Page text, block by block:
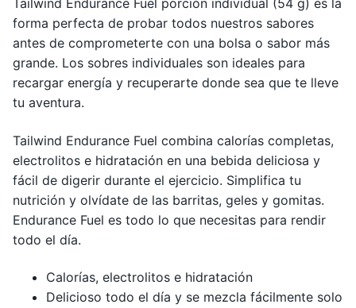
Tailwind Endurance Fuel porción individual (54 g) es la
forma perfecta de probar todos nuestros sabores
antes de comprometerte con una bolsa o sabor más
grande. Los sobres individuales son ideales para
recargar energía y recuperarte donde sea que te lleve
tu aventura.
Tailwind Endurance Fuel combina calorías completas,
electrolitos e hidratación en una bebida deliciosa y
fácil de digerir durante el ejercicio. Simplifica tu
nutrición y olvídate de las barritas, geles y gomitas.
Endurance Fuel es todo lo que necesitas para rendir
todo el día.
Calorías, electrolitos e hidratación
Delicioso todo el día y se mezcla fácilmente solo